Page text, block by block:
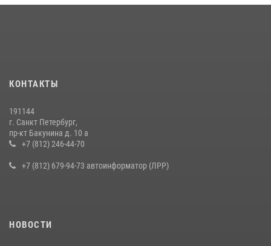
на III Международном петербургском цифровом форуме
В Ленобласти сотрудники Росгвардии провели встречу с
воспитанниками детского клуба «Умные каникулы»
КОНТАКТЫ
191144
г. Санкт Петербург,
пр-кт Бакунина д. 10 а
+7 (812) 246-44-70
+7 (812) 679-94-73 автоинформатор (ЛРР)
НОВОСТИ